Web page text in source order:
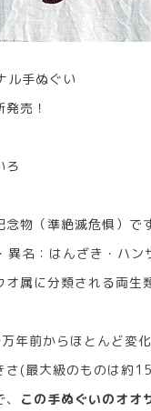
ル手ぬぐい
売！
ろ
物（準絶滅危惧）で
名：はんざき・ハン
属に分類される両生
年前からほとんど変
さ(最大級のものは約
この手ぬぐいのオオ